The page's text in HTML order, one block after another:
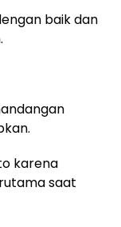
baik dan
karena
saat